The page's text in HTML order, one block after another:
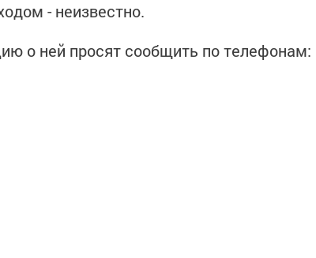
- неизвестно.
о ней просят сообщить по телефонам: